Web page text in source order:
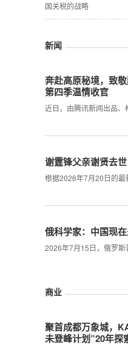
国关税的战略
新闻
奔赴高原秘境，致
第四季温情收官
近日，由腾讯新闻出品
谢霆锋父亲谢贤去世
根据2026年7月20日的最
俄科学家：中国现
2026年7月15日，俄罗斯
商业
聚首成都万象城，
未登峰计划”20年探